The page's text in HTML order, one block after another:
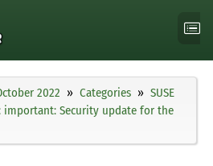
2022 Categories
SUSE
important: Security update for the